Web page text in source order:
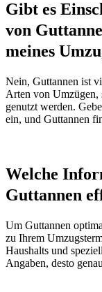
Gibt es
von
meines
Nein, Guttannen ist
Arten von Umzügen,
genutzt werden.
ein, und Guttannen
Welche
Guttannen
Um Guttannen
zu Ihrem
Haushalts und
Angaben, desto